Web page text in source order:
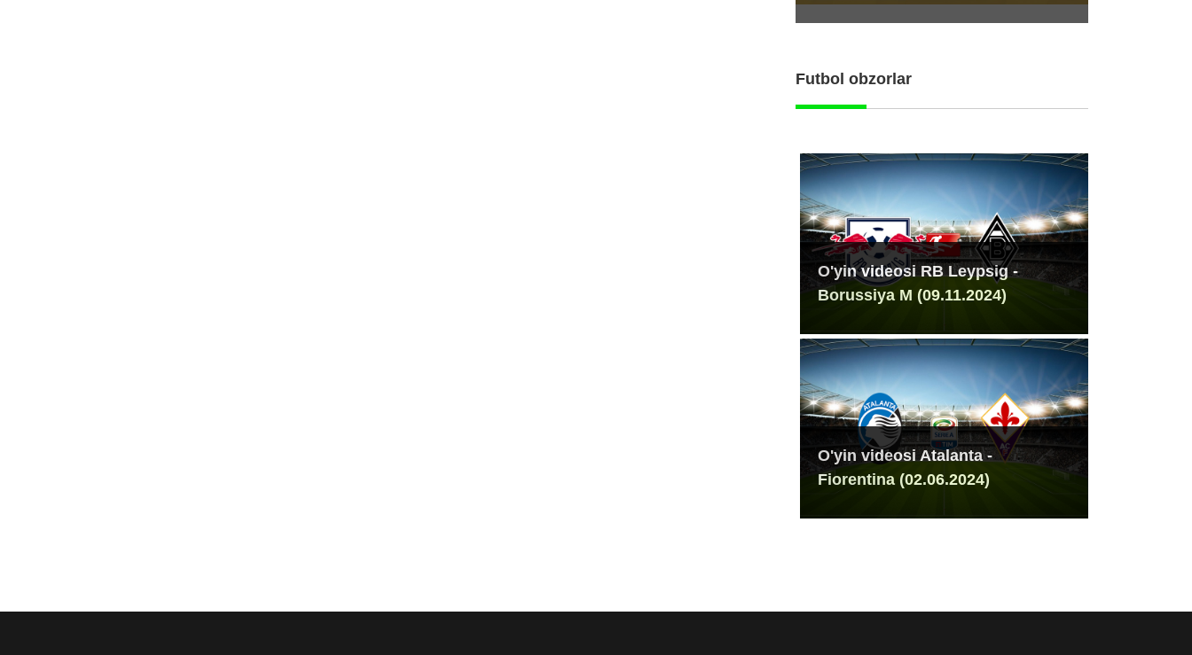
Futbol obzorlar
O'yin videosi RB Leypsig -
Borussiya M (09.11.2024)
O'yin videosi Atalanta -
Fiorentina (02.06.2024)